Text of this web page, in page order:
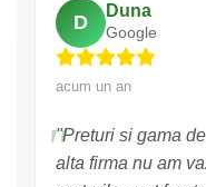
D
Duna
Google
acum un an
"Preturi si gama
alta firma nu am